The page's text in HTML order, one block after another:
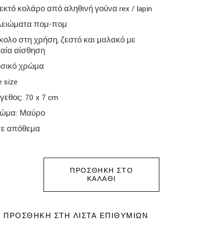
κολάρο από αληθινή γούνα rex / lapin
πομ-πομ
στη χρήση, ζεστό και μαλακό με
αίσθηση
χρώμα
size
70 x 7 cm
Μαύρο
απόθεμα
ΠΡΟΣΘΉΚΗ ΣΤΟ
ΚΑΛΆΘΙ
ΠΡΟΣΘΉΚΗ ΣΤΗ ΛΊΣΤΑ ΕΠΙΘΥΜΙΏΝ